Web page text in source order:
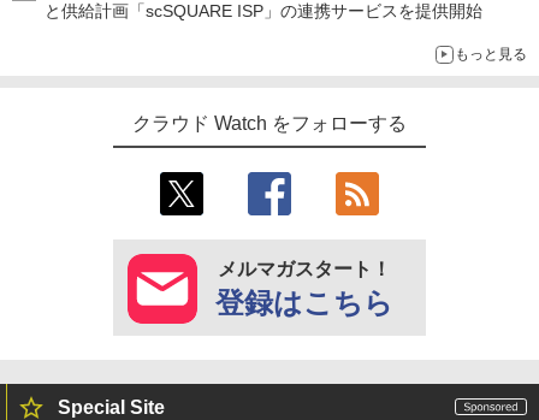
と供給計画「scSQUARE ISP」の連携サービスを提供開始
もっと見る
クラウド Watch をフォローする
メルマガスタート！
登録はこちら
Special Site